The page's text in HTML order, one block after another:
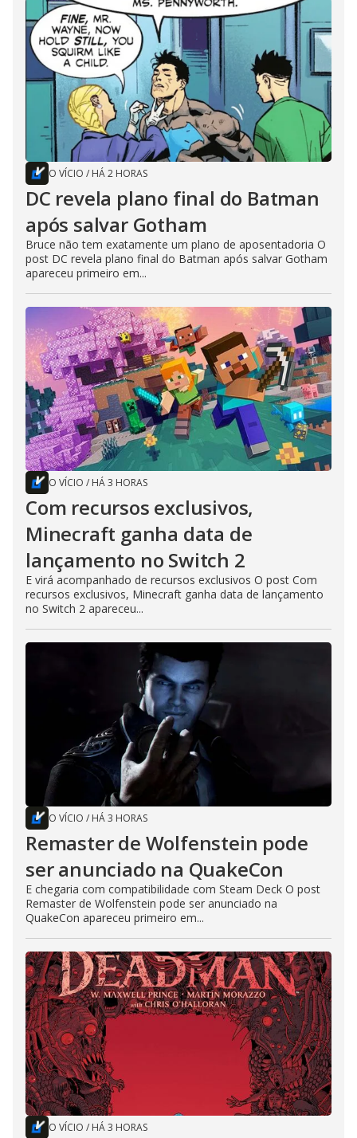
O VÍCIO / HÁ 2 HORAS
DC revela plano final do Batman
após salvar Gotham
Bruce não tem exatamente um plano de aposentadoria O
post DC revela plano final do Batman após salvar Gotham
apareceu primeiro em...
O VÍCIO / HÁ 3 HORAS
Com recursos exclusivos,
Minecraft ganha data de
lançamento no Switch 2
E virá acompanhado de recursos exclusivos O post Com
recursos exclusivos, Minecraft ganha data de lançamento
no Switch 2 apareceu...
O VÍCIO / HÁ 3 HORAS
Remaster de Wolfenstein pode
ser anunciado na QuakeCon
E chegaria com compatibilidade com Steam Deck O post
Remaster de Wolfenstein pode ser anunciado na
QuakeCon apareceu primeiro em...
O VÍCIO / HÁ 3 HORAS